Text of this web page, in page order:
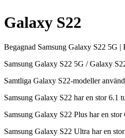
Galaxy S22
Begagnad Samsung Galaxy S22 5G
Samsung Galaxy S22 5G / Galaxy
Samtliga Galaxy S22-modeller
Samsung Galaxy S22 har en stor
Samsung Galaxy S22 Plus har en
Samsung Galaxy S22 Ultra har en